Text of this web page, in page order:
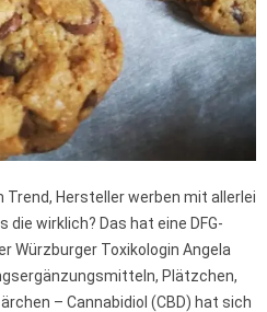
Trend, Hersteller werben mit allerlei
wirklich? Das hat eine DFG-
Würzburger Toxikologin Angela
Plätzchen,
– Cannabidiol (CBD) hat sich